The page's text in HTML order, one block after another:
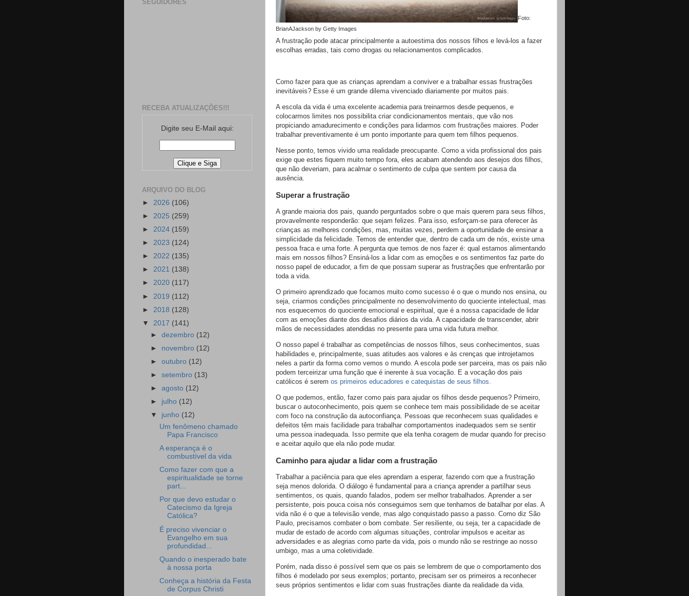
Foto:
BrianAJackson by Getty Images
A frustração pode atacar principalmente a autoestima dos nossos filhos e levá-los a fazer
escolhas erradas, tais como drogas ou relacionamentos complicados.
Como fazer para que as crianças aprendam a conviver e a trabalhar essas frustrações
inevitáveis? Esse é um grande dilema vivenciado diariamente por muitos pais.
A escola da vida é uma excelente academia para treinarmos desde pequenos, e
colocarmos limites nos possibilita criar condicionamentos mentais, que vão nos
propiciando amadurecimento e condições para lidarmos com frustrações maiores. Poder
trabalhar preventivamente é um ponto importante para quem tem filhos pequenos.
Nesse ponto, temos vivido uma realidade preocupante. Como a vida profissional dos pais
exige que estes fiquem muito tempo fora, eles acabam atendendo aos desejos dos filhos,
que não deveriam, para acalmar o sentimento de culpa que sentem por causa da
ausência.
Superar a frustração
A grande maioria dos pais, quando perguntados sobre o que mais querem para seus filhos,
provavelmente responderão: que sejam felizes. Para isso, esforçam-se para oferecer às
crianças as melhores condições, mas, muitas vezes, perdem a oportunidade de ensinar a
simplicidade da felicidade. Temos de entender que, dentro de cada um de nós, existe uma
pessoa fraca e uma forte. A pergunta que temos de nos fazer é: qual estamos alimentando
mais em nossos filhos? Ensiná-los a lidar com as emoções e os sentimentos faz parte do
nosso papel de educador, a fim de que possam superar as frustrações que enfrentarão por
toda a vida.
O primeiro aprendizado que focamos muito como sucesso é o que o mundo nos ensina, ou
seja, criarmos condições principalmente no desenvolvimento do quociente intelectual, mas
nos esquecemos do quociente emocional e espiritual, que é a nossa capacidade de lidar
com as emoções diante dos desafios diários da vida. A capacidade de transcender, abrir
mãos de necessidades atendidas no presente para uma vida futura melhor.
O nosso papel é trabalhar as competências de nossos filhos, seus conhecimentos, suas
habilidades e, principalmente, suas atitudes aos valores e às crenças que introjetamos
neles a partir da forma como vemos o mundo. A escola pode ser parceira, mas os pais não
podem terceirizar uma função que é inerente à sua vocação. E a vocação dos pais
católicos é serem os primeiros educadores e catequistas de seus filhos.
O que podemos, então, fazer como pais para ajudar os filhos desde pequenos? Primeiro,
buscar o autoconhecimento, pois quem se conhece tem mais possibilidade de se aceitar
com foco na construção da autoconfiança. Pessoas que reconhecem suas qualidades e
defeitos têm mais facilidade para trabalhar comportamentos inadequados sem se sentir
uma pessoa inadequada. Isso permite que ela tenha coragem de mudar quando for preciso
e aceitar aquilo que ela não pode mudar.
Caminho para ajudar a lidar com a frustração
Trabalhar a paciência para que eles aprendam a esperar, fazendo com que a frustração
seja menos dolorida. O diálogo é fundamental para a criança aprender a partilhar seus
sentimentos, os quais, quando falados, podem ser melhor trabalhados. Aprender a ser
persistente, pois pouca coisa nós conseguimos sem que tenhamos de batalhar por elas. A
vida não é o que a televisão vende, mas algo conquistado passo a passo. Como diz São
Paulo, precisamos combater o bom combate. Ser resiliente, ou seja, ter a capacidade de
mudar de estado de acordo com algumas situações, controlar impulsos e aceitar as
adversidades e as alegrias como parte da vida, pois o mundo não se restringe ao nosso
umbigo, mas a uma coletividade.
Porém, nada disso é possível sem que os pais se lembrem de que o comportamento dos
filhos é modelado por seus exemplos; portanto, precisam ser os primeiros a reconhecer
seus próprios sentimentos e lidar com suas frustrações diante da realidade da vida.
SEGUIDORES
RECEBA ATUALIZAÇÕES!!!
Digite seu E-Mail aqui:
ARQUIVO DO BLOG
► 2026 (106)
► 2025 (259)
► 2024 (159)
► 2023 (124)
► 2022 (135)
► 2021 (138)
► 2020 (117)
► 2019 (112)
► 2018 (128)
▼ 2017 (141)
►dezembro (12)
► novembro (12)
►outubro (12)
►setembro (13)
►agosto (12)
► julho (12)
▼ junho (12)
Um fenômeno chamado
Papa Francisco
A esperança é o
combustível da vida
Como fazer com que a
espiritualidade se torne
part...
Por que devo estudar o
Catecismo da Igreja
Católica?
É preciso vivenciar o
Evangelho em sua
profundidad...
Quando o inesperado bate
à nossa porta
Conheça a história da Festa
de Corpus Christi